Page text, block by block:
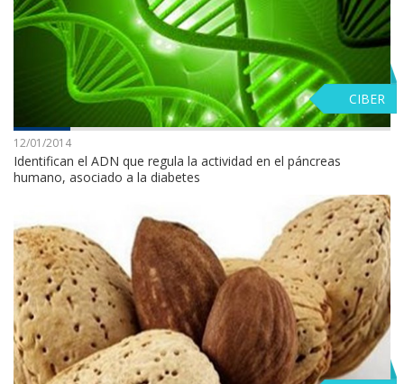
CIBER
12/01/2014
Identifican el ADN que regula la actividad en el páncreas
humano, asociado a la diabetes